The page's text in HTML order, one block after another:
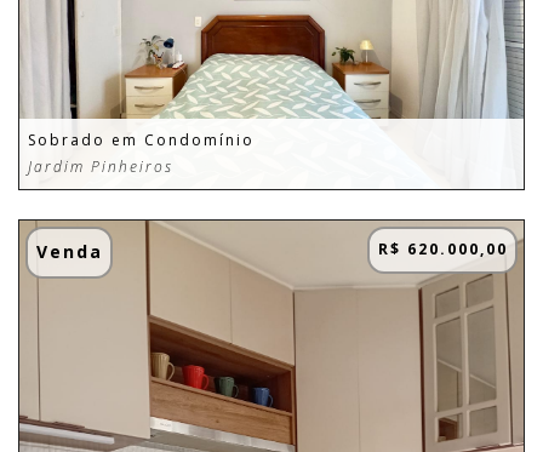
Sobrado em Condomínio
Jardim Pinheiros
Venda R$ 620.000,00